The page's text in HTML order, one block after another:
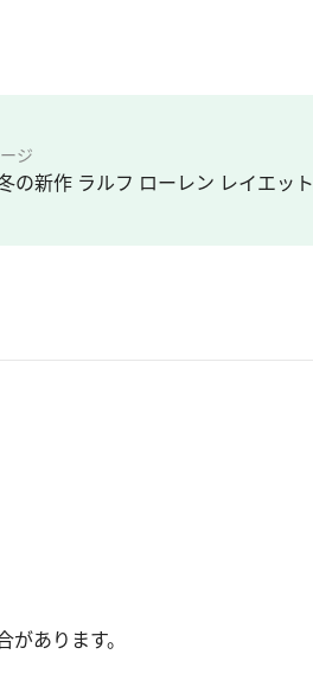
ジ
新作 ラルフ ローレン レイエット
あります。